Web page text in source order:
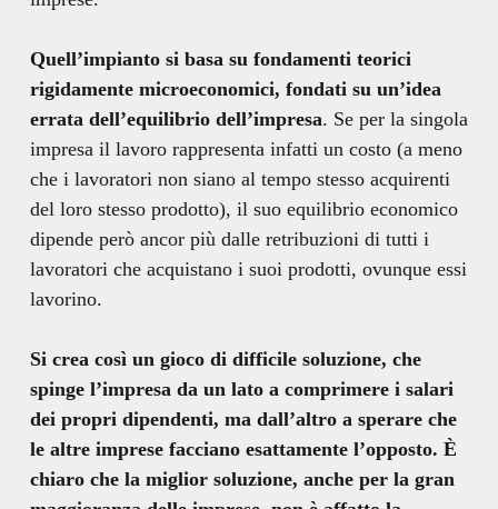
Quell’impianto si basa su fondamenti teorici
rigidamente microeconomici, fondati su un’idea
errata dell’equilibrio dell’impresa. Se per la singola
impresa il lavoro rappresenta infatti un costo (a meno
che i lavoratori non siano al tempo stesso acquirenti
del loro stesso prodotto), il suo equilibrio economico
dipende però ancor più dalle retribuzioni di tutti i
lavoratori che acquistano i suoi prodotti, ovunque essi
lavorino.
Si crea così un gioco di difficile soluzione, che
spinge l’impresa da un lato a comprimere i salari
dei propri dipendenti, ma dall’altro a sperare che
le altre imprese facciano esattamente l’opposto. È
chiaro che la miglior soluzione, anche per la gran